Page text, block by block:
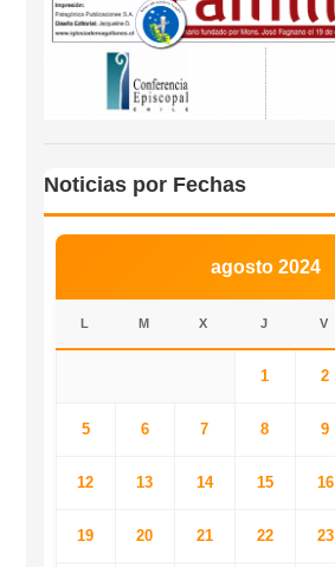
Noticias por Fechas
agosto 2024
L M X J V
1 2
5 6 7 8 9
12 13 14 15 16
19 20 21 22 23